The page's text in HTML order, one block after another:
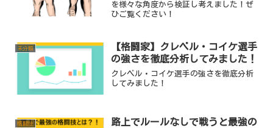
を様々な角度から検証し考えました！ぜ
ひご覧ください！
未分類
【格闘家】クレベル・コイケ選手
の強さを徹底分析してみました！
クレベル・コイケ選手の強さを徹底分析
してみました！
格闘技
路上でルールなしで戦うと最強の